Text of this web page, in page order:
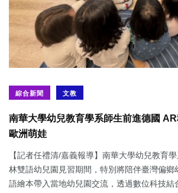
綜合新聞 文教
南華大學幼兒教育學系師生前進德國
歐洲萌娃
【記者任禮清/嘉義報導】南華大學幼兒教育
林雙語幼兒園見習期間，特別將陪伴臺灣偏鄉
語繪本帶入當地幼兒園交流，透過數位科技結